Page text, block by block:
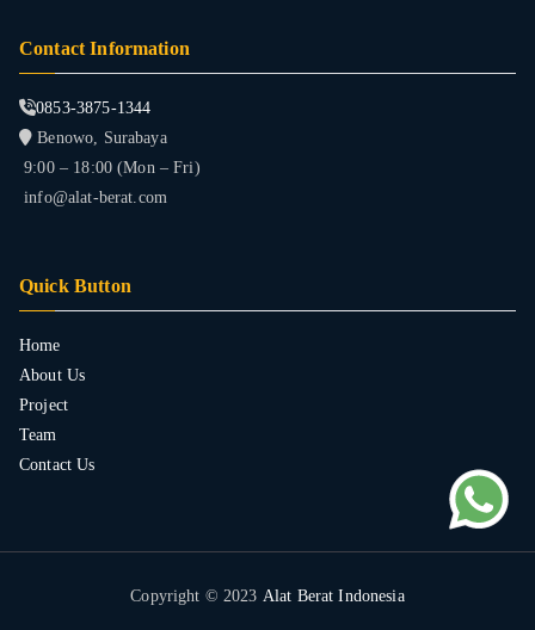
Contact Information
0853-3875-1344
Benowo, Surabaya
9:00 – 18:00 (Mon – Fri)
info@alat-berat.com
Quick Button
Home
About Us
Project
Team
Contact Us
Copyright © 2023 Alat Berat Indonesia